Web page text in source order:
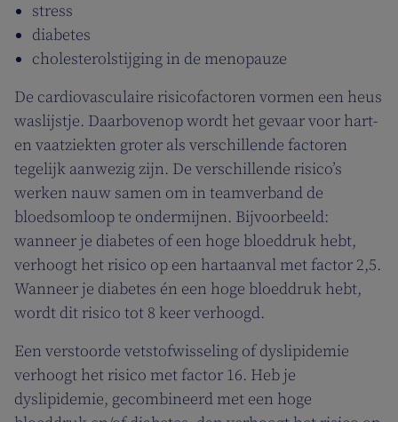
stress
diabetes
cholesterolstijging in de menopauze
De cardiovasculaire risicofactoren vormen een heus
waslijstje. Daarbovenop wordt het gevaar voor hart-
en vaatziekten groter als verschillende factoren
tegelijk aanwezig zijn. De verschillende risico’s
werken nauw samen om in teamverband de
bloedsomloop te ondermijnen. Bijvoorbeeld:
wanneer je diabetes of een hoge bloeddruk hebt,
verhoogt het risico op een hartaanval met factor 2,5.
Wanneer je diabetes én een hoge bloeddruk hebt,
wordt dit risico tot 8 keer verhoogd.
Een verstoorde vetstofwisseling of dyslipidemie
verhoogt het risico met factor 16. Heb je
dyslipidemie, gecombineerd met een hoge